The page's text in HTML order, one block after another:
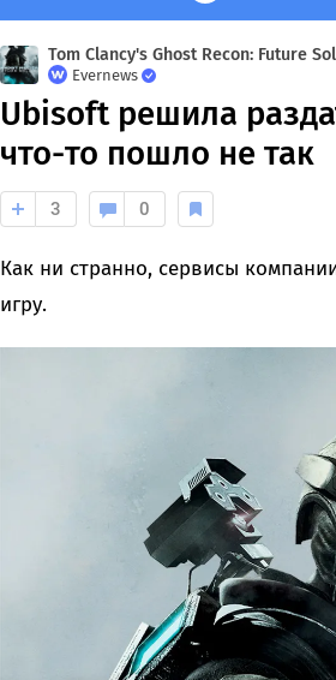
Tom Clancy's Ghost Recon: Future
Evernews
Ubisoft решила
что-то пошло не так
3 0
Как ни странно, сервисы
игру.